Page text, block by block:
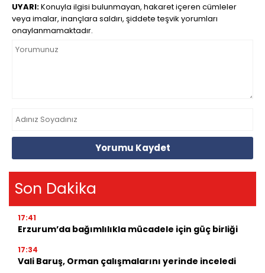
UYARI:Konuyla ilgisi bulunmayan, hakaret içeren cümleler
veya imalar, inançlara saldırı, şiddete teşvik yorumları
onaylanmamaktadır.
Yorumu Kaydet
Son Dakika
17:41
Erzurum’da bağımlılıkla mücadele için güç birliği
17:34
Vali Baruş, Orman çalışmalarını yerinde inceledi